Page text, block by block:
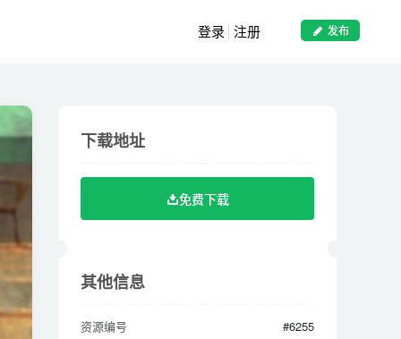
发布
登录 注册
免费下载
资源名称
神勇小白鼠
下载地址
免费下载
其他信息
资源编号
#6255